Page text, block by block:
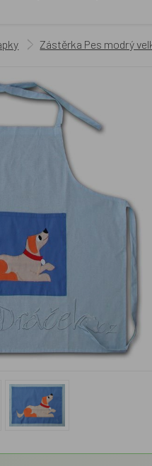
Zástěrka Pes modrý